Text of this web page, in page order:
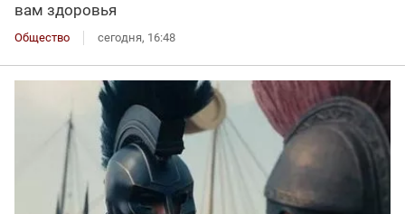
вам здоровья
Общество сегодня, 16:48